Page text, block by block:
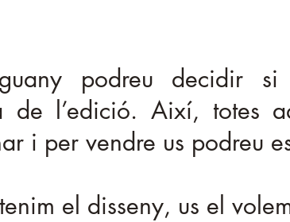
podreu decidir
de l’edició. Així, totes
i per vendre us podreu
el disseny, us el